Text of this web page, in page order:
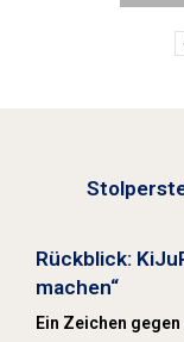
Rückblick:
machen“
Ein Zeichen